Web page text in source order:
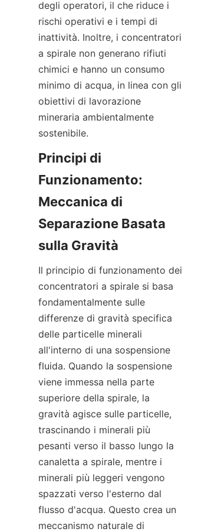
degli operatori, il che riduce i
rischi operativi e i tempi di
inattività. Inoltre, i concentratori
a spirale non generano rifiuti
chimici e hanno un consumo
minimo di acqua, in linea con gli
obiettivi di lavorazione
mineraria ambientalmente
Principi di
Funzionamento:
Meccanica di
Separazione Basata
Il principio di funzionamento dei
concentratori a spirale si basa
fondamentalmente sulle
differenze di gravità specifica
delle particelle minerali
all'interno di una sospensione
fluida. Quando la sospensione
viene immessa nella parte
superiore della spirale, la
gravità agisce sulle particelle,
trascinando i minerali più
pesanti verso il basso lungo la
canaletta a spirale, mentre i
minerali più leggeri vengono
spazzati verso l'esterno dal
flusso d'acqua. Questo crea un
meccanismo naturale di